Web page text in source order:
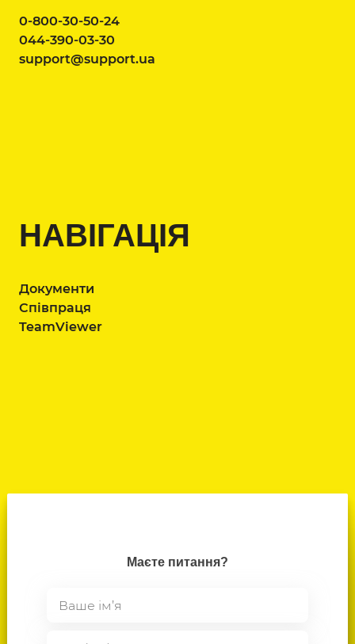
0-800-30-50-24
044-390-03-30
support@support.ua
НАВІГАЦІЯ
Документи
Співпраця
TeamViewer
Маєте питання?